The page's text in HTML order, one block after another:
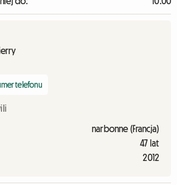
telefonu
narbonne (Francja)
47 lat
2012